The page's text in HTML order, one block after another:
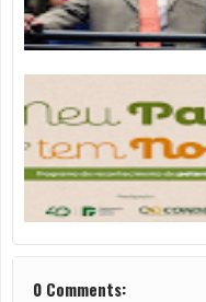
0 Comments: